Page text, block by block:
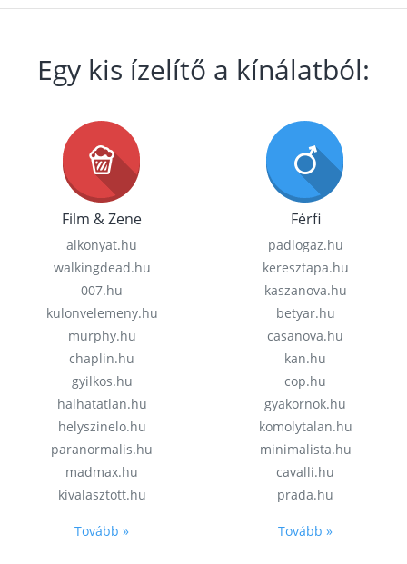
Egy kis ízelítő a kínálatból:
Film & Zene
alkonyat.hu
walkingdead.hu
007.hu
kulonvelemeny.hu
murphy.hu
chaplin.hu
gyilkos.hu
halhatatlan.hu
helyszinelo.hu
paranormalis.hu
madmax.hu
kivalasztott.hu
Tovább »
Férfi
padlogaz.hu
keresztapa.hu
kaszanova.hu
betyar.hu
casanova.hu
kan.hu
cop.hu
gyakornok.hu
komolytalan.hu
minimalista.hu
cavalli.hu
prada.hu
Tovább »